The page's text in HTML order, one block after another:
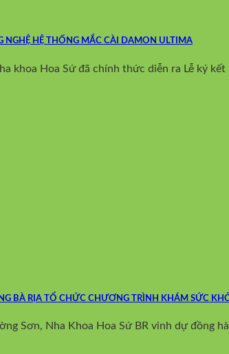
NGHỆ HỆ THỐNG MẮC CÀI DAMON ULTIMA
khoa Hoa Sứ đã chính thức diễn ra Lễ ký
BÀ RỊA TỔ CHỨC CHƯƠNG TRÌNH KHÁM SỨC
Sơn, Nha Khoa Hoa Sứ BR vinh dự đồng